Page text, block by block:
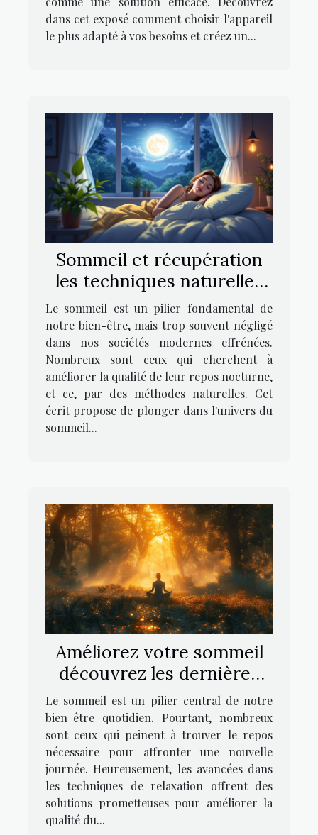
dans cet exposé comment choisir l'appareil
le plus adapté à vos besoins et créez un...
Sommeil et récupération
les techniques naturelles
pour améliorer la qualité
du repos nocturne
Le sommeil est un pilier fondamental de
notre bien-être, mais trop souvent négligé
dans nos sociétés modernes effrénées.
Nombreux sont ceux qui cherchent à
améliorer la qualité de leur repos nocturne,
et ce, par des méthodes naturelles. Cet
écrit propose de plonger dans l'univers du
sommeil...
Améliorez votre sommeil
découvrez les dernières
techniques de relaxation
Le sommeil est un pilier central de notre
bien-être quotidien. Pourtant, nombreux
sont ceux qui peinent à trouver le repos
nécessaire pour affronter une nouvelle
journée. Heureusement, les avancées dans
les techniques de relaxation offrent des
solutions prometteuses pour améliorer la
qualité du...